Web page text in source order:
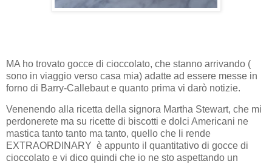
MA ho trovato gocce di cioccolato, che stanno arrivando (
sono in viaggio verso casa mia) adatte ad essere messe in
forno di Barry-Callebaut e quanto prima vi darò notizie.
Venenendo alla ricetta della signora Martha Stewart, che mi
perdonerete ma su ricette di biscotti e dolci Americani ne
mastica tanto tanto ma tanto, quello che li rende
EXTRAORDINARY è appunto il quantitativo di gocce di
cioccolato e vi dico quindi che io ne sto aspettando un